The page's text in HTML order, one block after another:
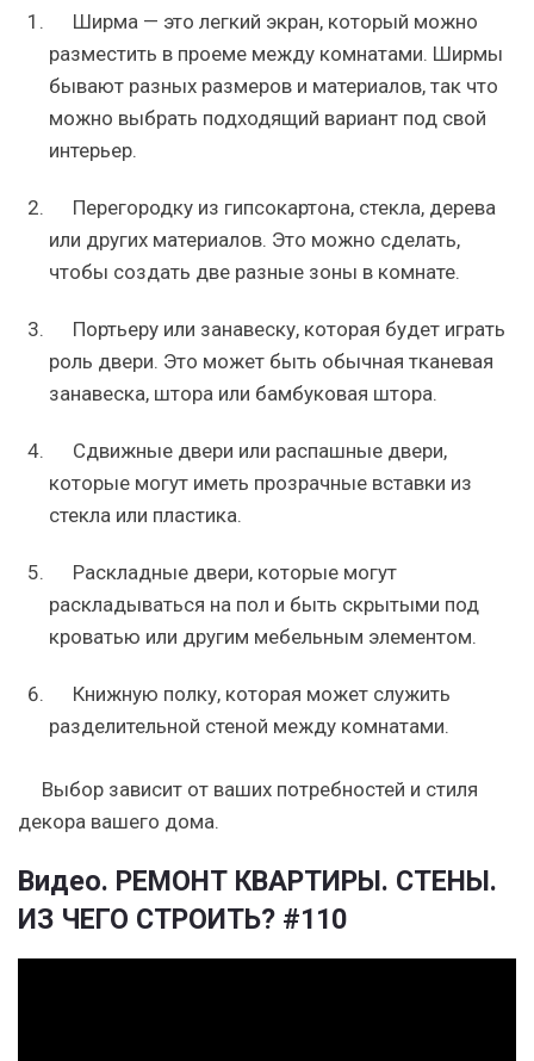
Ширма — это легкий экран, который можно
разместить в проеме между комнатами. Ширмы
бывают разных размеров и материалов, так что
можно выбрать подходящий вариант под свой
интерьер.
Перегородку из гипсокартона, стекла, дерева
или других материалов. Это можно сделать,
чтобы создать две разные зоны в комнате.
Портьеру или занавеску, которая будет играть
роль двери. Это может быть обычная тканевая
занавеска, штора или бамбуковая штора.
Сдвижные двери или распашные двери,
которые могут иметь прозрачные вставки из
стекла или пластика.
Раскладные двери, которые могут
раскладываться на пол и быть скрытыми под
кроватью или другим мебельным элементом.
Книжную полку, которая может служить
разделительной стеной между комнатами.
Выбор зависит от ваших потребностей и стиля
декора вашего дома.
Видео. РЕМОНТ КВАРТИРЫ. СТЕНЫ.
ИЗ ЧЕГО СТРОИТЬ? #110